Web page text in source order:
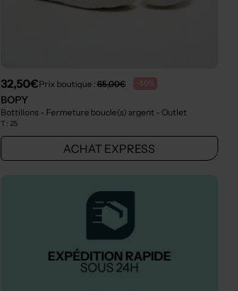
32,50€Prix boutique : 65,00€ -50%
BOPY
Bottillons - Fermeture boucle(s) argent - Outlet
T : 25
ACHAT EXPRESS